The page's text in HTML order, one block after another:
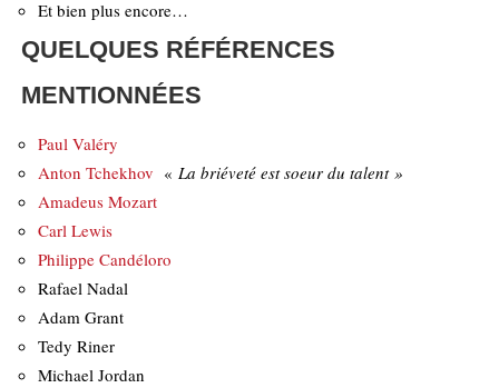
Et bien plus encore…
QUELQUES RÉFÉRENCES
MENTIONNÉES
Paul Valéry
Anton Tchekhov «La briéveté est soeur du talent »
Amadeus Mozart
Carl Lewis
Philippe Candéloro
Rafael Nadal
Adam Grant
Tedy Riner
Michael Jordan